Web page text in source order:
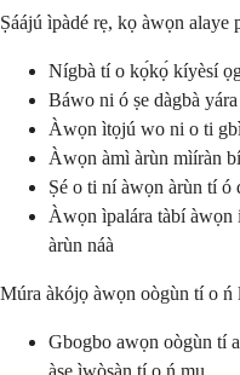
Ṣáájú ìpàdé rẹ, kọ àwọn alaye
Nígbà tí o kọ́kọ́ kíyèsí
Báwo ni ó ṣe dàgbà
Àwọn ìtọjú wo ni o ti
Àwọn àmì àrùn mìíràn
Ṣé o ti ní àwọn àrùn tí ó
Àwọn ìpalára tàbí àwọn
àrùn náà
Múra àkójọ àwọn oògùn tí o
Gbogbo awọn oògùn tí
àṣẹ ìwòsàn tí o ń mu